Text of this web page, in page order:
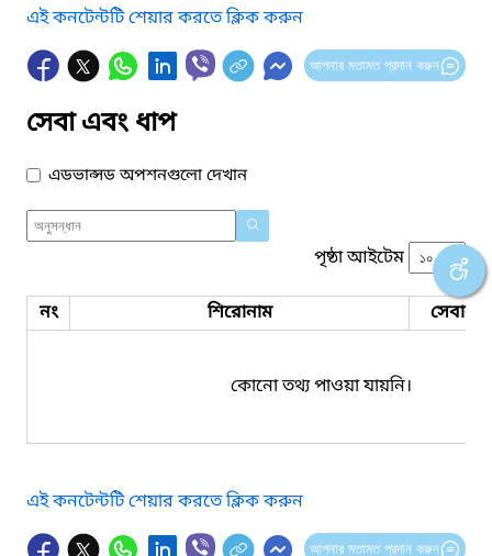
এই কনটেন্টটি শেয়ার করতে ক্লিক করুন
আপনার মতামত প্রদান করুন
সেবা এবং ধাপ
এডভান্সড অপশনগুলো দেখান
পৃষ্ঠা আইটেম
নং শিরোনাম সেবার
কোনো তথ্য পাওয়া যায়নি।
এই কনটেন্টটি শেয়ার করতে ক্লিক করুন
আপনার মতামত প্রদান করুন